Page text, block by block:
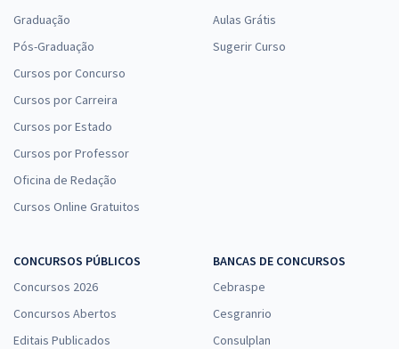
Graduação
Pós-Graduação
Cursos por Concurso
Cursos por Carreira
Cursos por Estado
Cursos por Professor
Oficina de Redação
Cursos Online Gratuitos
Aulas Grátis
Sugerir Curso
CONCURSOS PÚBLICOS
Concursos 2026
Concursos Abertos
Editais Publicados
BANCAS DE CONCURSOS
Cebraspe
Cesgranrio
Consulplan